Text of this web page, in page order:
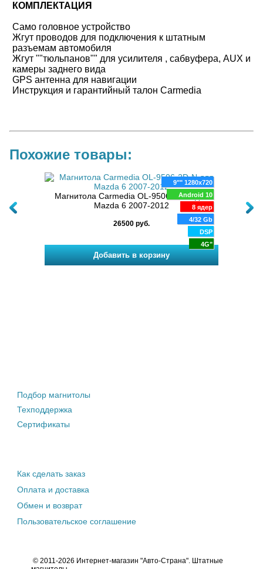
КОМПЛЕКТАЦИЯ
Само головное устройство
Жгут проводов для подключения к штатным
разъемам автомобиля
Жгут ""тюльпанов"" для усилителя , сабвуфера, AUX и
камеры заднего вида
GPS антенна для навигации
Инструкция и гарантийный талон Carmedia
Похожие товары:
ядер
9"" 1280x720
Android 10
8 ядер
4/32 Gb
DSP
4G"
Магнитола Carmedia OL-9506-2D-N для
Mazda 6 2007-2012
26500 руб.
Подбор магнитолы
Техподдержка
Сертификаты
Как сделать заказ
Оплата и доставка
Обмен и возврат
Пользовательское соглашение
© 2011-2026 Интернет-магазин "Авто-Страна". Штатные